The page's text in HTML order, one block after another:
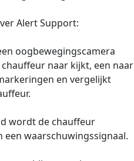
Alert Support:
oogbewegingscamera
naar kijkt, een naar
en vergelijkt
wordt de chauffeur
waarschuwingssignaal.